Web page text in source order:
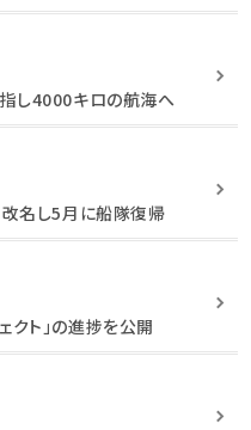
し4000キロの航海へ
改名し5月に船隊復帰
クト」の進捗を公開